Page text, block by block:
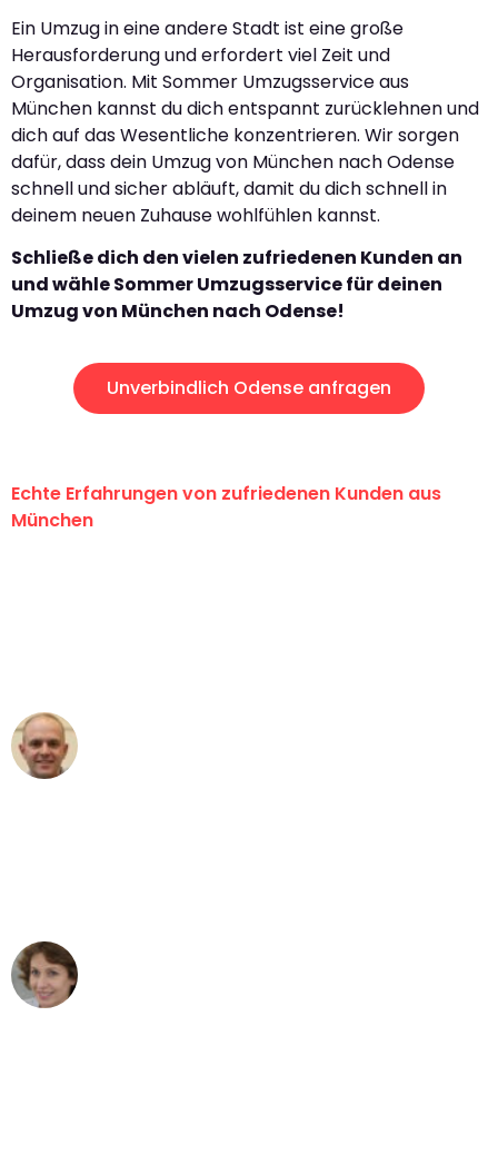
Ein Umzug in eine andere Stadt ist eine große
Herausforderung und erfordert viel Zeit und
Organisation. Mit Sommer Umzugsservice aus
München kannst du dich entspannt zurücklehnen und
dich auf das Wesentliche konzentrieren. Wir sorgen
dafür, dass dein Umzug von München nach Odense
schnell und sicher abläuft, damit du dich schnell in
deinem neuen Zuhause wohlfühlen kannst.
Schließe dich den vielen zufriedenen Kunden an
und wähle Sommer Umzugsservice für deinen
Umzug von München nach Odense!
Unverbindlich Odense anfragen
Echte Erfahrungen von zufriedenen Kunden aus
München